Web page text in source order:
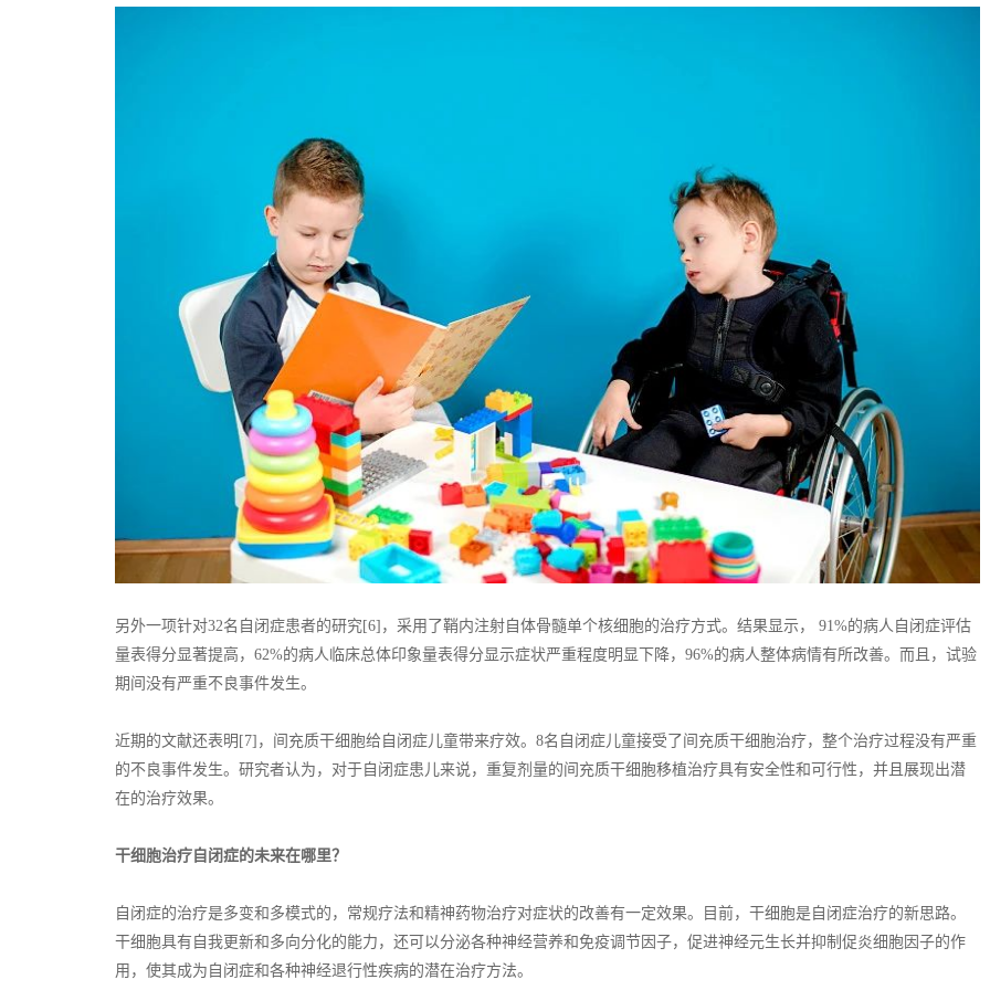
另外一项针对32名自闭症患者的研究[6]，采用了鞘内注射自体骨髓单个核细胞的治疗方式。结果显示， 91%的病人自闭症评估
量表得分显著提高，62%的病人临床总体印象量表得分显示症状严重程度明显下降，96%的病人整体病情有所改善。而且，试验
期间没有严重不良事件发生。
近期的文献还表明[7]，间充质干细胞给自闭症儿童带来疗效。8名自闭症儿童接受了间充质干细胞治疗，整个治疗过程没有严重
的不良事件发生。研究者认为，对于自闭症患儿来说，重复剂量的间充质干细胞移植治疗具有安全性和可行性，并且展现出潜
在的治疗效果。
干细胞治疗自闭症的未来在哪里？
自闭症的治疗是多变和多模式的，常规疗法和精神药物治疗对症状的改善有一定效果。目前，干细胞是自闭症治疗的新思路。
干细胞具有自我更新和多向分化的能力，还可以分泌各种神经营养和免疫调节因子，促进神经元生长并抑制促炎细胞因子的作
用，使其成为自闭症和各种神经退行性疾病的潜在治疗方法。